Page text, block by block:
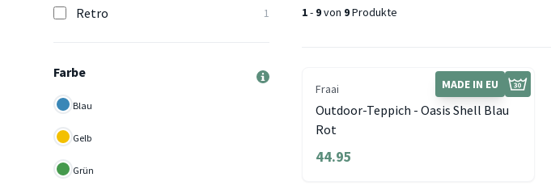
Retro 1
Farbe
Blau
Gelb
Grün
1- 9von 9Produkte
MADE IN EU
Fraai
Outdoor-Teppich - Oasis Shell Blau
Rot
44.95